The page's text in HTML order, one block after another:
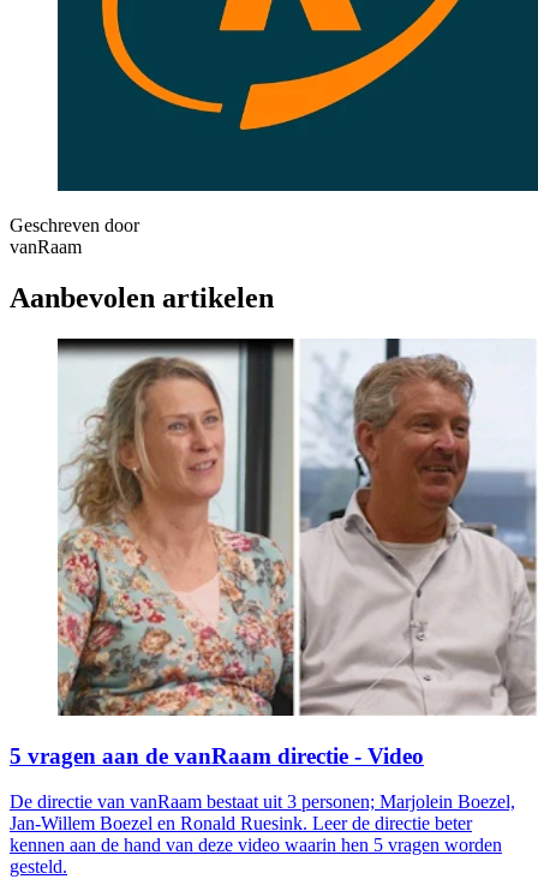
Geschreven door
vanRaam
Aanbevolen artikelen
5 vragen aan de vanRaam directie - Video
De directie van vanRaam bestaat uit 3 personen; Marjolein Boezel,
Jan-Willem Boezel en Ronald Ruesink. Leer de directie beter
kennen aan de hand van deze video waarin hen 5 vragen worden
gesteld.